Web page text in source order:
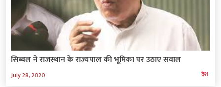
सिब्बल ने राजस्थान के राज्यपाल की भूमिका पर उठाए सवाल
July 28, 2020 देश